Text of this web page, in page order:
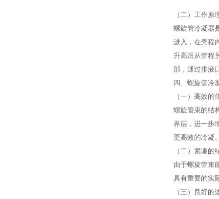
（二）工作原
螺旋管冷凝器
进入，在壳程
升高后从管程
部，通过排液
四、螺旋管冷
（一）高效的
螺旋管束的结
界层，进一步
更高效的冷凝
（二）紧凑的
由于螺旋管束
具有重要的实
（三）良好的